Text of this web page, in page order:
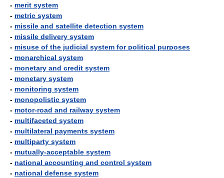
- merit system
- metric system
- missile and satellite detection system
- missile delivery system
- misuse of the judicial system for political purposes
- monarchical system
- monetary and credit system
- monetary system
- monitoring system
- monopolistic system
- motor-road and railway system
- multifaceted system
- multilateral payments system
- multiparty system
- mutually-acceptable system
- national accounting and control system
- national defense system